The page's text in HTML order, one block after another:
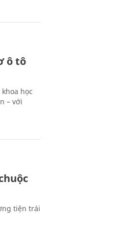
ô tô
học
– với
tiện trái